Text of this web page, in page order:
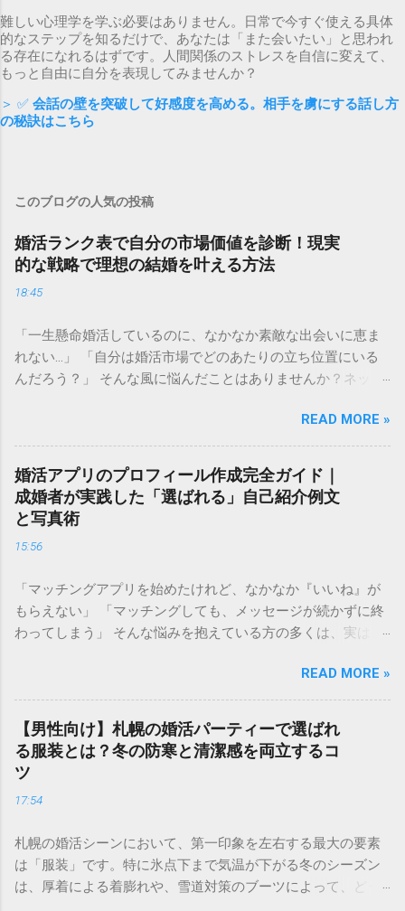
難しい心理学を学ぶ必要はありません。日常で今すぐ使える具体
的なステップを知るだけで、あなたは「また会いたい」と思われ
る存在になれるはずです。人間関係のストレスを自信に変えて、
もっと自由に自分を表現してみませんか？
＞ ✅ 会話の壁を突破して好感度を高める。相手を虜にする話し方
の秘訣はこちら
このブログの人気の投稿
婚活ランク表で自分の市場価値を診断！現実
的な戦略で理想の結婚を叶える方法
18:45
「一生懸命婚活しているのに、なかなか素敵な出会いに恵ま
れない…」 「自分は婚活市場でどのあたりの立ち位置にいる
んだろう？」 そんな風に悩んだことはありませんか？ネット
くるようで怖いと感じる方も多いかもしれません。しかし、
自分の現在の立ち位置を客観的に把握することは、決して自
分を否定することではありません。 むしろ、今の自分の「市
場価値」を正しく理解することは、最短ルートで幸せな結婚
を掴み取るための 強力な武器 になります。 この記事では、
婚活ランク表の仕組みや評価基準を詳しく解説し、自分のラ
ンクを知った上でどのように戦略を立てれば良いのか、具体
が決まる仕組み 婚活ランク表とは、年齢、年収、学歴、外
見、職業などのスペックを数値化し、婚活市場における「需
要」を可視化したものです。多くの結婚相談所やマッチング
るポイントが大きく異なるのが特徴です。 男性の評価ポイン
ト：経済力と安定感 男性の場合、最も重視されるのは**「年
収」と「職業」**です。 Sランク： 年収1000万円以上、医
師、弁護士、大手商社など Aランク： 年収700〜900万円、上
場企業勤務、公務員など Bランク： 年収400〜600万円、一般
性の評価ポイント：若さと容姿 女性の場合、婚活市場で最も
強い影響力を持つのが**「年齢」と「外見の雰囲気」**で
す。 Sランク： 20代中盤まで、モデル並みの容姿、愛嬌があ
る Aランク： 20代後半〜32歳前後、清楚で整った容姿、家事
READ MORE »
婚活アプリのプロフィール作成完全ガイド｜
成婚者が実践した「選ばれる」自己紹介例文
と写真術
15:56
「マッチングアプリを始めたけれど、なかなか『いいね』が
もらえない」 「マッチングしても、メッセージが続かずに終
わってしまう」 そんな悩みを抱えている方の多くは、実は プ
て、プロフィールはあなたの「第一印象」そのもの。どれだ
け素敵な内面を持っていても、入り口であるプロフィールで
魅力を伝えられなければ、出会いの土俵に上がることすらで
きません。 成婚退会していく人たちには、共通した「プロフ
ィールの法則」があります。それは、単に自分を良く見せる
ことではなく、**「相手に安心感を与え、未来を想像させ
る」**という視点です。 この記事では、多くの成婚者を輩出
詳細項目の3ステップで徹底解説します。 1. 【写真編】0.5秒
で心を掴む！好感度を最大化する視覚戦略 婚活アプリにおい
て、写真は最も重要な要素です。検索画面で並んだときに
READ MORE »
【男性向け】札幌の婚活パーティーで選ばれ
る服装とは？冬の防寒と清潔感を両立するコ
ツ
17:54
札幌の婚活シーンにおいて、第一印象を左右する最大の要素
は「服装」です。特に氷点下まで気温が下がる冬のシーズン
は、厚着による着膨れや、雪道対策のブーツによって、どう